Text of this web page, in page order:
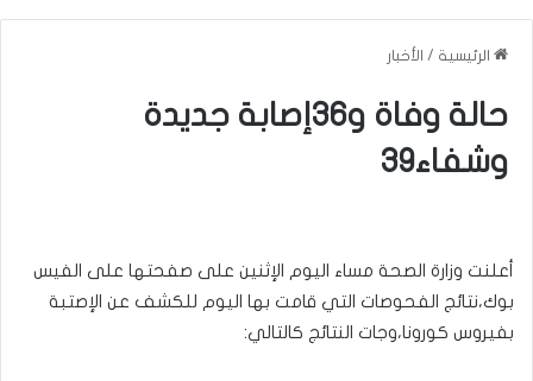
الرئيسية / الأخبار
حالة وفاة و36إصابة جديدة
وشفاء39
أعلنت وزارة الصحة مساء اليوم الإثنين على صفحتها على الفيس
بوك،نتائج الفحوصات التي قامت بها اليوم للكشف عن الإصتبة
بفيروس كورونا،وجات النتائج كالتالي: